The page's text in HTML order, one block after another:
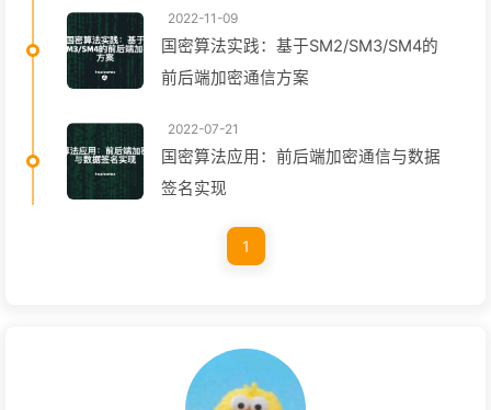
2022-11-09
国密算法实践：基于SM2/SM3/SM4的
前后端加密通信方案
2022-07-21
国密算法应用：前后端加密通信与数据
签名实现
1